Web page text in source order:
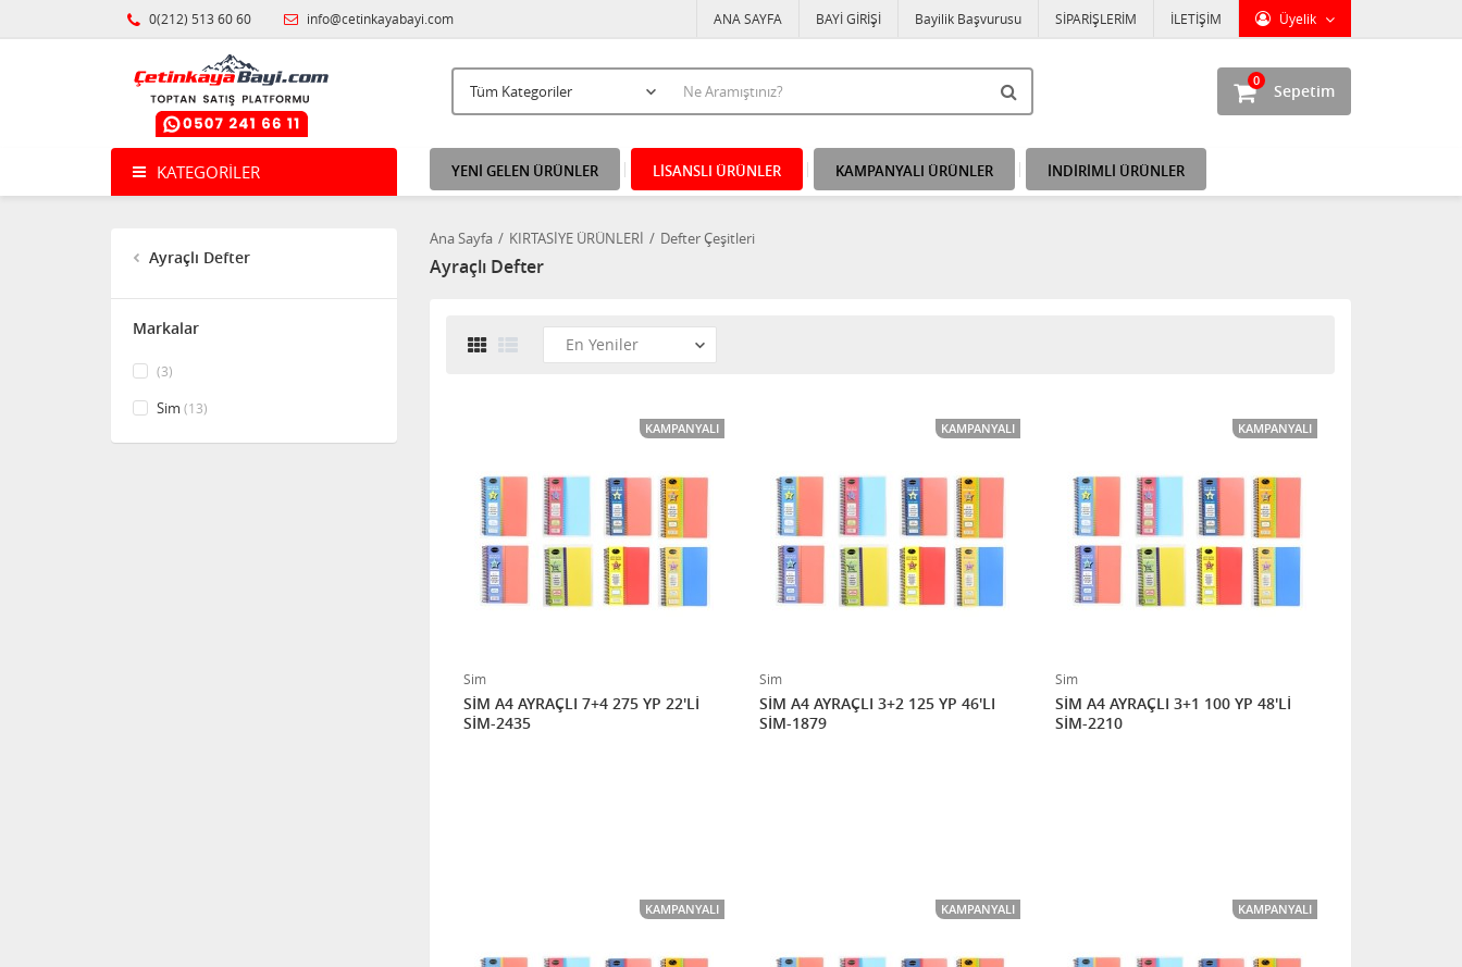
0(212) 513 60 60 info@cetinkayabayi.com Üyelik
ANA SAYFA BAYİ GİRİŞİ Bayilik Başvurusu SİPARİŞLERİM İLETİŞİM
Sepetim
0
KATEGORILER YENİ GELEN ÜRÜNLER LİSANSLI ÜRÜNLER KAMPANYALI ÜRÜNLER İNDİRİMLİ ÜRÜNLER
Ayraçlı Defter
Markalar
(3)
Sim (13)
Ana Sayfa KIRTASİYE ÜRÜNLERİ Defter Çeşitleri
Ayraçlı Defter
KAMPANYALI
Sim
SİM A4 AYRAÇLI 7+4 275 YP 22'Lİ
SİM-2435
KAMPANYALI
Sim
SİM A4 AYRAÇLI 3+2 125 YP 46'LI
SİM-1879
KAMPANYALI
Sim
SİM A4 AYRAÇLI 3+1 100 YP 48'Lİ
SİM-2210
KAMPANYALI KAMPANYALI KAMPANYALI